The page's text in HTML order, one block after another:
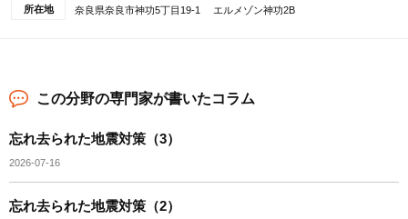
所在地 奈良県奈良市神功5丁目19-1 エルメゾン神功2B
この分野の専門家が書いたコラム
忘れ去られた地震対策（3）
2026-07-16
忘れ去られた地震対策（2）